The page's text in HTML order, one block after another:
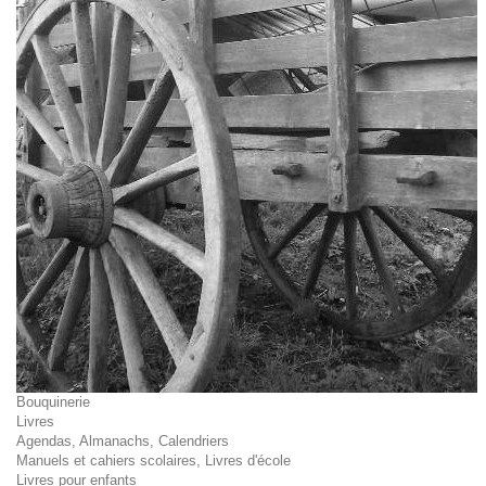
Bouquinerie
Livres
Agendas, Almanachs, Calendriers
Manuels et cahiers scolaires, Livres d'école
Livres pour enfants